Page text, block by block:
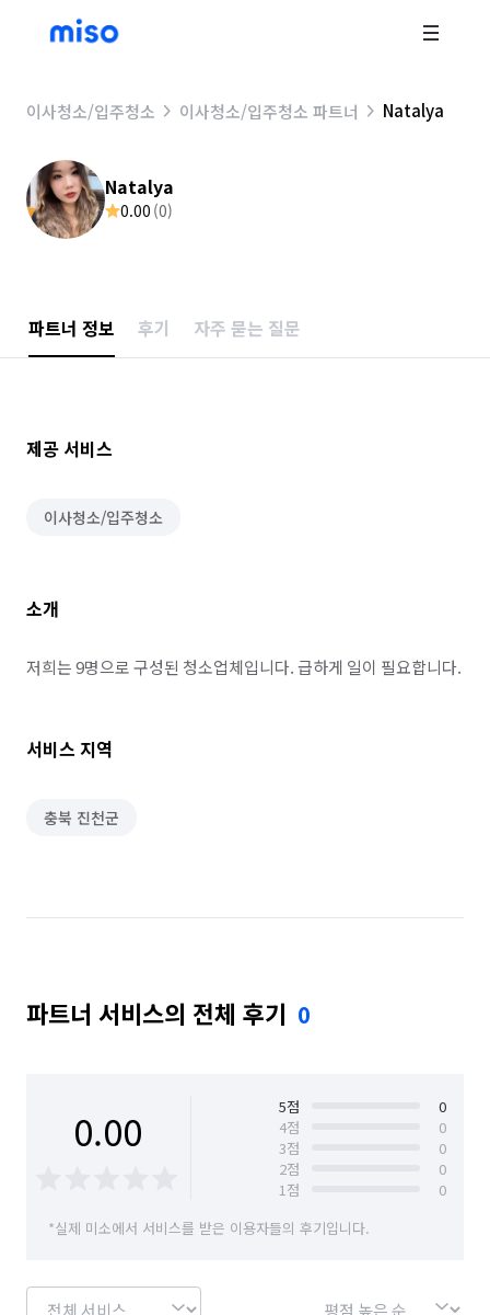
이사청소/입주청소 이사청소/입주청소 파트너 Natalya
Natalya
0.00 (0)
파트너 정보 후기 자주 묻는 질문
제공 서비스
이사청소/입주청소
소개
저희는 9명으로 구성된 청소업체입니다. 급하게 일이 필요합니다.
서비스 지역
충북 진천군
파트너 서비스의 전체 후기 0
0.00 5점
0
4점
0
3점
0
2점
0
1점
0
*실제 미소에서 서비스를 받은 이용자들의 후기입니다.